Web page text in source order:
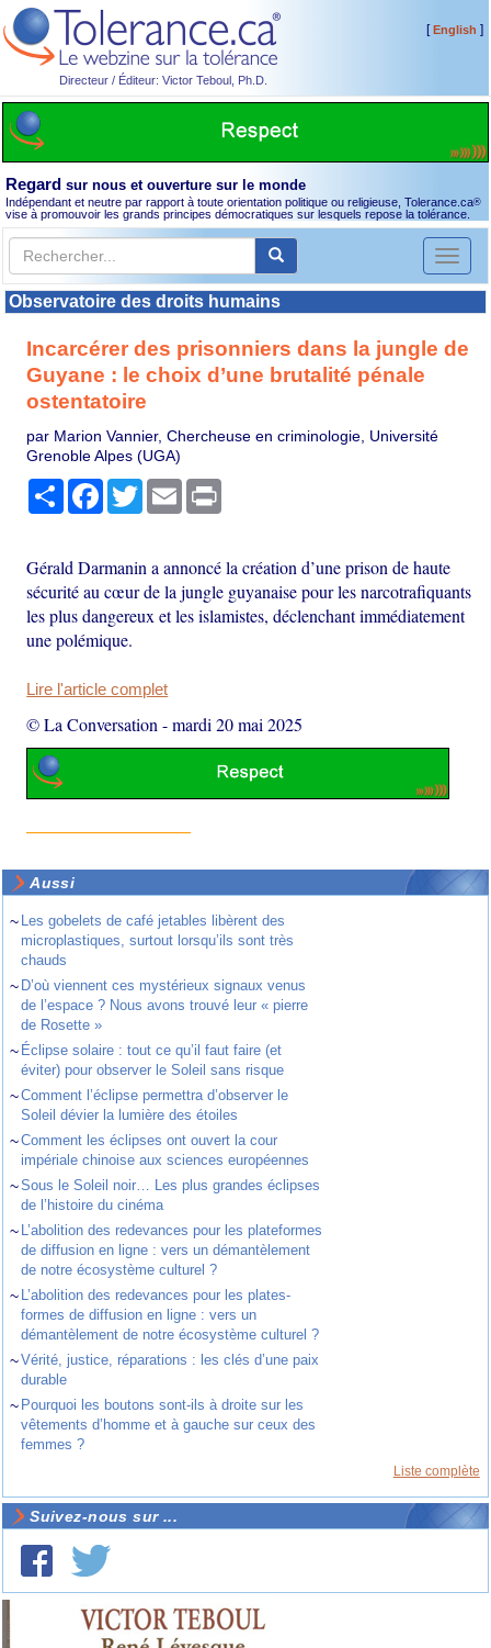
Directeur / Éditeur: Victor Teboul, Ph.D.
[English ]
Regard sur nous et ouverture sur le monde
Indépendant et neutre par rapport à toute orientation politique ou religieuse, Tolerance.ca®
vise à promouvoir les grands principes démocratiques sur lesquels repose la tolérance.
Toggle
Observatoire des droits humains
Incarcérer des prisonniers dans la jungle de
Guyane : le choix d’une brutalité pénale
ostentatoire
par Marion Vannier, Chercheuse en criminologie, Université
Grenoble Alpes (UGA)
PartagerFacebook
TwitterEmail
Gérald Darmanin a annoncé la création d’une prison de haute
sécurité au cœur de la jungle guyanaise pour les narcotrafiquants
les plus dangereux et les islamistes, déclenchant immédiatement
une polémique.
Lire l'article complet
© La Conversation -mardi 20 mai 2025
Aussi
~ Les gobelets de café jetables libèrent des
microplastiques, surtout lorsqu’ils sont très
chauds
~ D’où viennent ces mystérieux signaux venus
de l’espace ? Nous avons trouvé leur « pierre
de Rosette »
~ Éclipse solaire : tout ce qu’il faut faire (et
éviter) pour observer le Soleil sans risque
~Comment l’éclipse permettra d’observer le
Soleil dévier la lumière des étoiles
~Comment les éclipses ont ouvert la cour
impériale chinoise aux sciences européennes
~Sous le Soleil noir… Les plus grandes éclipses
de l’histoire du cinéma
~ L’abolition des redevances pour les plateformes
de diffusion en ligne : vers un démantèlement
de notre écosystème culturel ?
~ L’abolition des redevances pour les plates-
formes de diffusion en ligne : vers un
démantèlement de notre écosystème culturel ?
~Vérité, justice, réparations : les clés d’une paix
durable
~ Pourquoi les boutons sont-ils à droite sur les
vêtements d’homme et à gauche sur ceux des
femmes ?
Liste complète
Suivez-nous sur ...